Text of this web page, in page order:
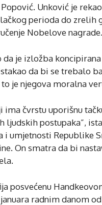
Unković je
perioda do zrelih
Nobelove nagrade.
da je izložba
da bi se trebalo
to je njegova moralna
ima čvrstu uporišnu
ljudskih postupaka”,
i umjetnosti Republike
On smatra da bi
posvećenu
radnim danom